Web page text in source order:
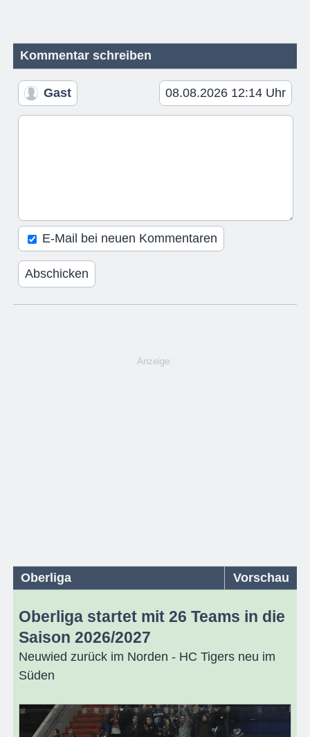
Kommentar schreiben
08.08.2026 12:14 Uhr
Gast
E-Mail bei neuen Kommentaren
Anzeige:
Oberliga Vorschau
Oberliga startet mit 26 Teams in die
Saison 2026/2027
Neuwied zurück im Norden - HC Tigers neu im
Süden